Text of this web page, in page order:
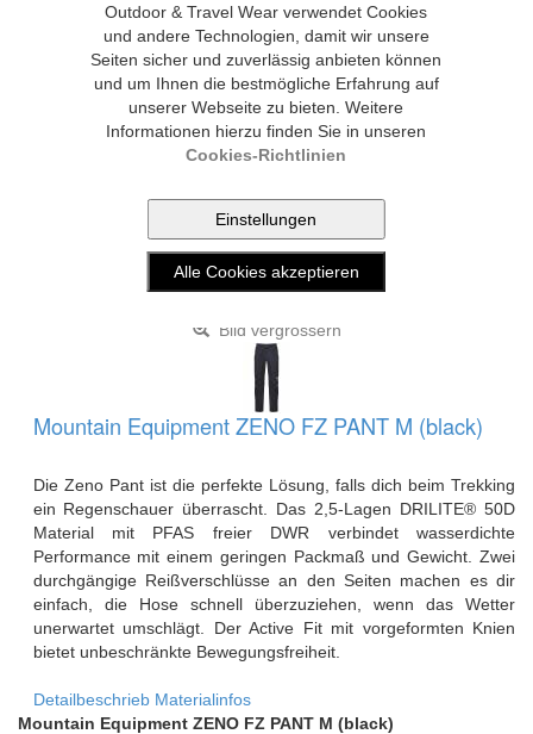
Outdoor & Travel Wear verwendet Cookies
und andere Technologien, damit wir unsere
Seiten sicher und zuverlässig anbieten können
und um Ihnen die bestmögliche Erfahrung auf
unserer Webseite zu bieten. Weitere
Informationen hierzu finden Sie in unseren
Cookies-Richtlinien
Bild vergrössern
Mountain Equipment ZENO FZ PANT M (black)
Die Zeno Pant ist die perfekte Lösung, falls dich beim Trekking
ein Regenschauer überrascht. Das 2,5-Lagen DRILITE® 50D
Material mit PFAS freier DWR verbindet wasserdichte
Performance mit einem geringen Packmaß und Gewicht. Zwei
durchgängige Reißverschlüsse an den Seiten machen es dir
einfach, die Hose schnell überzuziehen, wenn das Wetter
unerwartet umschlägt. Der Active Fit mit vorgeformten Knien
bietet unbeschränkte Bewegungsfreiheit.
Detailbeschrieb Materialinfos
Mountain Equipment ZENO FZ PANT M (black)